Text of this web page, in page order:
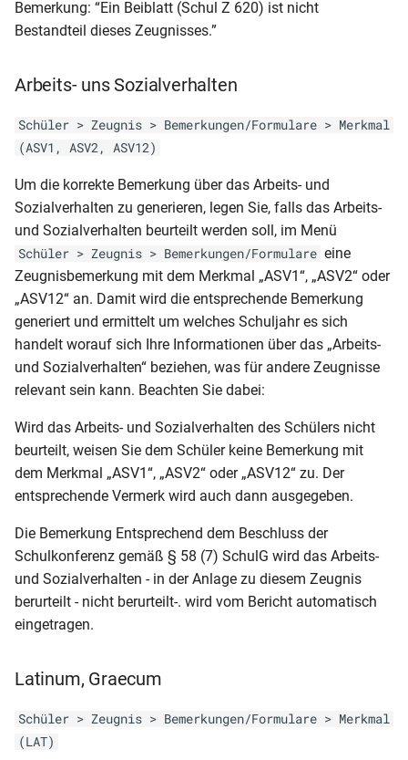
allgemein)
Wahlpflicht 1. u. 2. HJ)
MVP-GY-ÜZ (Seite 2 mit
Noten)
MVP-GY-ÜZ (gleiche Stufe
Wahlpflicht 1. + 2. HJ)
MVP-GY-ÜZ (gleiche Stufe
Wahlpflicht allgemein)
MVP-GY-ÜZ (nächste Stufe
Seite1
Lernentwicklungsbericht und
Seite 2 mit Noten)
MVP-GY-ÜZ (nächste Stufe
Seite1
Lernentwicklungsbericht)
Wahlpflicht 1. + 2. HJ)
MVP-HBF-AZ
MVP-HS-AS
MVP-HS-AS (mit
MVP-HS-AZ
NRW-GY-HJZ (Klasse 9-10)
(Hauptschulabschluss)
NRW-GY-JZ (Jahrgangsstufe
11)
NRW-GY-JZ (Klasse 5-8)
NRW-GY-JZ (Klasse 9-10)
NRW-GY-JZ
(Sekundarabschluss I)
NRW-GY-JZ-HJZ (5-9)
NRW-GY-ÜZ (Klasse 5-8)
NRW-Gems-JZ-HJZ (5-8)
NRW-RS-AS (Variante 1)
NRW-RS-AZ (Klasse 7-10)
NRW-RS-HJZ (Klasse 7-10)
(Hauptschulabschluss)
NRW-RS-JZ (Klasse 7-10)
RLP-GY-ABI (DIN A4-
RLP-GY-ABI (DIN A4)2006
RLP-GY-ABI (DIN A4 ohne
Wappen und Rand)2006
RLP-GY-ABI (DIN A4 - 2.
Seite)2006
RLP-GY-ABI (DIN A4 - 1.
Seite)2006
ohne Logo)2006
RLP-GY-ABI (DIN A3)2006
Wappen)2006
RLP-GY-ABI (DIN A3 ohne
Logo)2006
Seite)2006
RLP-GY-ABI (DIN A3 - 2. Seite
ohne Wappen)2006
Schülerkarteikarte (DIN A5)
Schülerkarteikarte
Schülerliste (für CSV-Export)
Schülerliste (für CSV-Export)
Schülerliste (für CSV-Export)
Mail
Schülerliste (für CSV-Export)
Ausbildungsbetrieb und -E-
Mail (Var2)
Schülerliste (für CSV-Export)
mit Elterndaten
Schülerliste (Klasse,
Geburtsdaten, Adresse,
Telefon)
Schülerliste (Klasse,
Geburtsdaten, Konfession,
Geschlecht)
Ags)
Klassenliste inkl.
Klassenliste mit
Klassenliste mit Betrieben
Klassenliste mit Eltern
Klassenliste mit Endnoten
BBS
Klassenliste mit Endnoten
Klassenliste mit
Geburtstagen
Klassenliste mit
Klassendaten
Klassenliste mit
Klassensprechern
Schülersummendaten
Klassenlehrer)
Bemerkung: “Ein Beiblatt (Schul Z 620) ist nicht
Bestandteil dieses Zeugnisses.”
Arbeits- uns Sozialverhalten
Schüler > Zeugnis > Bemerkungen/Formulare > Merkmal
(ASV1, ASV2, ASV12)
Um die korrekte Bemerkung über das Arbeits- und
Sozialverhalten zu generieren, legen Sie, falls das Arbeits-
und Sozialverhalten beurteilt werden soll, im Menü
Schüler > Zeugnis > Bemerkungen/Formulare eine
Zeugnisbemerkung mit dem Merkmal „ASV1“, „ASV2“ oder
„ASV12“ an. Damit wird die entsprechende Bemerkung
generiert und ermittelt um welches Schuljahr es sich
handelt worauf sich Ihre Informationen über das „Arbeits-
und Sozialverhalten“ beziehen, was für andere Zeugnisse
relevant sein kann. Beachten Sie dabei:
Wird das Arbeits- und Sozialverhalten des Schülers nicht
beurteilt, weisen Sie dem Schüler keine Bemerkung mit
dem Merkmal „ASV1“, „ASV2“ oder „ASV12“ zu. Der
entsprechende Vermerk wird auch dann ausgegeben.
Die Bemerkung Entsprechend dem Beschluss der
Schulkonferenz gemäß § 58 (7) SchulG wird das Arbeits-
und Sozialverhalten - in der Anlage zu diesem Zeugnis
berurteilt - nicht berurteilt-. wird vom Bericht automatisch
eingetragen.
Latinum, Graecum
Schüler > Zeugnis > Bemerkungen/Formulare > Merkmal
(LAT)